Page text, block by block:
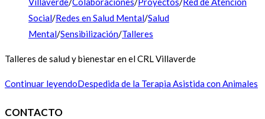
Social/Redes en Salud Mental/Salud
Mental/Sensibilización/Talleres
Talleres de salud y bienestar en el CRL Villaverde
Continuar leyendoDespedida de la Terapia Asistida con Animales
CONTACTO